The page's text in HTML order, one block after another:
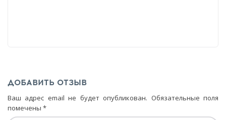
ДОБАВИТЬ ОТЗЫВ
Ваш адрес email не будет опубликован. Обязательные поля
помечены *